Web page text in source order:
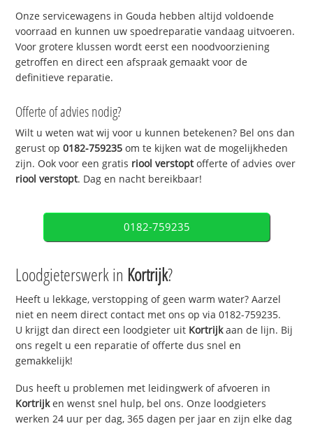
Onze servicewagens in Gouda hebben altijd voldoende
voorraad en kunnen uw spoedreparatie vandaag uitvoeren.
Voor grotere klussen wordt eerst een noodvoorziening
getroffen en direct een afspraak gemaakt voor de
definitieve reparatie.
Offerte of advies nodig?
Wilt u weten wat wij voor u kunnen betekenen? Bel ons dan
gerust op0182-759235 om te kijken wat de mogelijkheden
zijn. Ook voor een gratis riool verstoptofferte of advies over
riool verstopt. Dag en nacht bereikbaar!
0182-759235
Loodgieterswerk in Kortrijk?
Heeft u lekkage, verstopping of geen warm water? Aarzel
niet en neem direct contact met ons op via 0182-759235.
U krijgt dan direct een loodgieter uit Kortrijkaan de lijn. Bij
ons regelt u een reparatie of offerte dus snel en
gemakkelijk!
Dus heeft u problemen met leidingwerk of afvoeren in
Kortrijken wenst snel hulp, bel ons. Onze loodgieters
werken 24 uur per dag, 365 dagen per jaar en zijn elke dag